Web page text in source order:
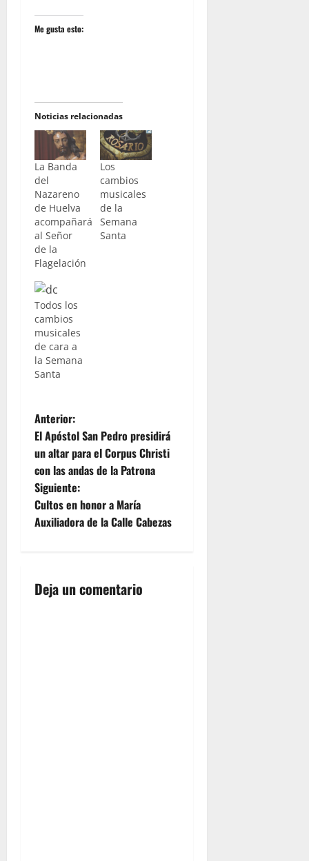
Me gusta esto:
Noticias relacionadas
La Banda
del
Nazareno
de Huelva
acompañará
al Señor
de la
Flagelación
Los
cambios
musicales
de la
Semana
Santa
Todos los
cambios
musicales
de cara a
la Semana
Santa
N
a
v
e
c
Anterior:
El Apóstol San Pedro presidirá
un altar para el Corpus Christi
con las andas de la Patrona
Siguiente:
Cultos en honor a María
Auxiliadora de la Calle Cabezas
Deja un comentario